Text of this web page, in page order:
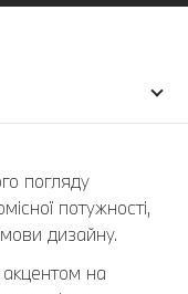
погляду
потужності,
дизайну.
на